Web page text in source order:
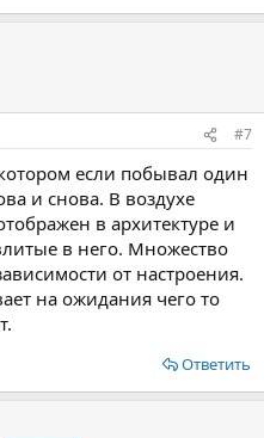
#7
если побывал один
и снова. В воздухе
в архитектуре и
в него. Множество
от настроения.
на ожидания чего то
Ответить